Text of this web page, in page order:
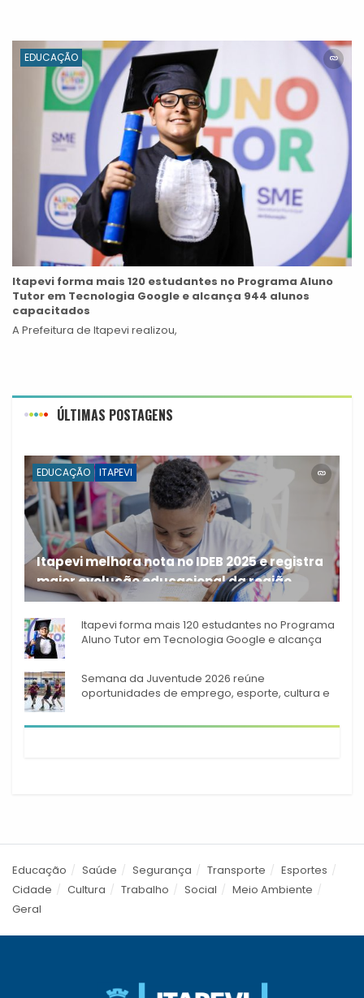
EDUCAÇÃO
Itapevi forma mais 120 estudantes no Programa Aluno
Tutor em Tecnologia Google e alcança 944 alunos
capacitados
A Prefeitura de Itapevi realizou,
ÚLTIMAS POSTAGENS
EDUCAÇÃO ITAPEVI
Itapevi melhora nota no IDEB 2025 e registra
maior evolução educacional da região
A rede municipal de ensino
Itapevi forma mais 120 estudantes no Programa
Aluno Tutor em Tecnologia Google e alcança
Semana da Juventude 2026 reúne
oportunidades de emprego, esporte, cultura e
Educação Saúde Segurança Transporte
Esportes
Cidade
Cultura Trabalho Social
Meio Ambiente
Geral